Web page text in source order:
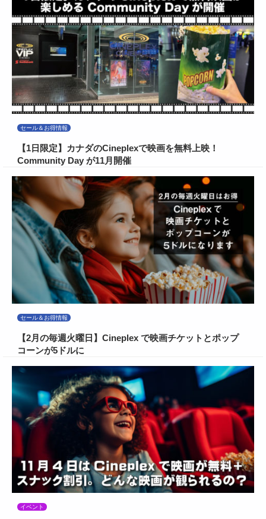
セール＆お得情報
【1日限定】カナダのCineplexで映画を無料上映！
Community Day が11月開催
セール＆お得情報
【2月の毎週火曜日】Cineplex で映画チケットとポップ
コーンが5ドルに
イベント